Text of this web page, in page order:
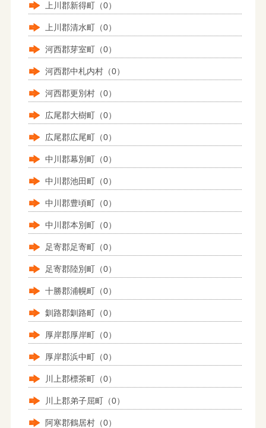
上川郡新得町（0）
上川郡清水町（0）
河西郡芽室町（0）
河西郡中札内村（0）
河西郡更別村（0）
広尾郡大樹町（0）
広尾郡広尾町（0）
中川郡幕別町（0）
中川郡池田町（0）
中川郡豊頃町（0）
中川郡本別町（0）
足寄郡足寄町（0）
足寄郡陸別町（0）
十勝郡浦幌町（0）
釧路郡釧路町（0）
厚岸郡厚岸町（0）
厚岸郡浜中町（0）
川上郡標茶町（0）
川上郡弟子屈町（0）
阿寒郡鶴居村（0）